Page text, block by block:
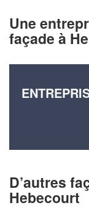
Une
façade à
D’autres
Hebecourt